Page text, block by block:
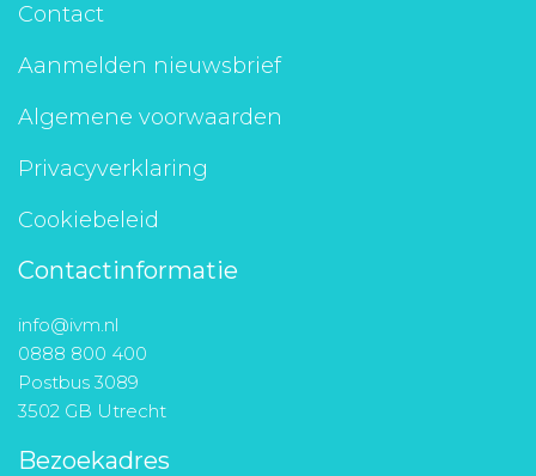
Contact
Aanmelden nieuwsbrief
Algemene voorwaarden
Privacyverklaring
Cookiebeleid
Contactinformatie
info@ivm.nl
0888 800 400
Postbus 3089
3502 GB Utrecht
Bezoekadres